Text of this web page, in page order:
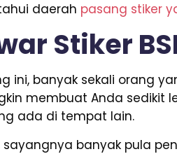
daerah pasang stiker
Stiker
ini, banyak sekali orang
membuat Anda sedikit
ada di tempat lain.
sayangnya banyak pula